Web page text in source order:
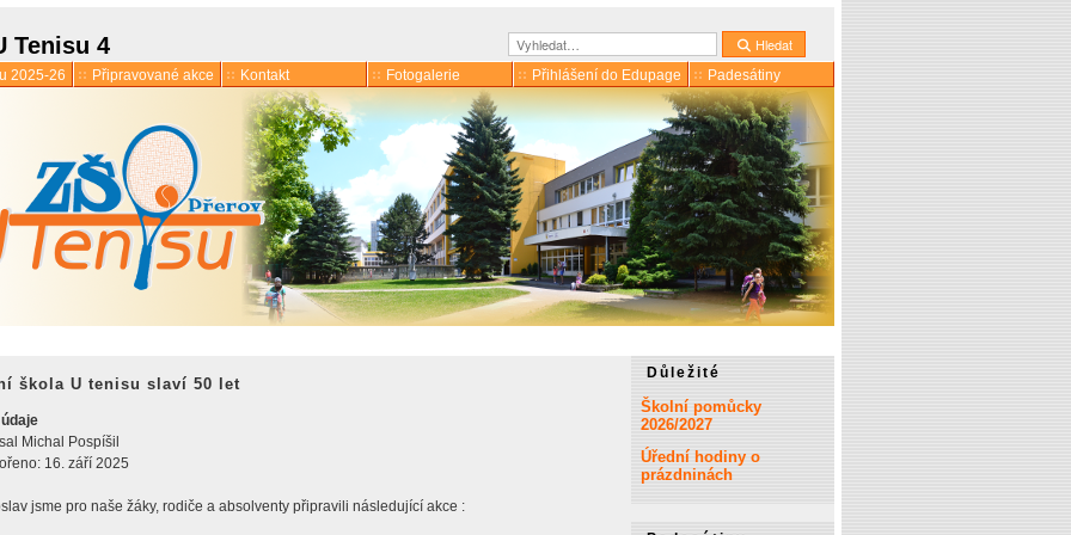
Tenisu 4 Hledat Hledat
2025-26 Připravované akce Kontakt Fotogalerie Přihlášení do Edupage
Padesátiny
škola U tenisu slaví 50 let
Michal Pospíšil
16. září 2025
jsme pro naše žáky, rodiče a absolventy připravili následující akce :
Důležité
Školní pomůcky
2026/2027
Úřední hodiny o
prázdninách